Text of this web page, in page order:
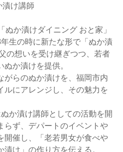
漬け講師
か漬けダイニング おと家」
生の時に新たな形で「ぬか漬
の想いを受け継ぎつつ、若者
か漬けを提供。
がらのぬか漬けを、福岡市内
ルにアレンジし、その魅力を
か漬け講師としての活動を開
らず、デパートのイベントや
開催し、「老若男女が食べや
け」の作り方を伝える。